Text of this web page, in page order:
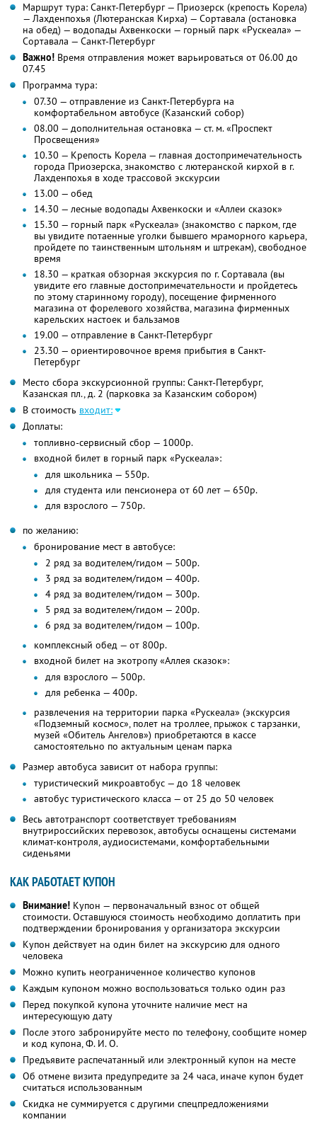
Маршрут тура: Санкт-Петербург — Приозерск (крепость Корела)
— Лахденпохья (Лютеранская Кирха) — Сортавала (остановка
на обед) — водопады Ахвенкоски — горный парк «Рускеала» —
Сортавала — Санкт-Петербург
Важно! Время отправления может варьироваться от 06.00 до
07.45
Программа тура:
07.30 — отправление из Санкт-Петербурга на
комфортабельном автобусе (Казанский собор)
08.00 — дополнительная остановка — ст. м. «Проспект
Просвещения»
10.30 — Крепость Корела — главная достопримечательность
города Приозерска, знакомство с лютеранской кирхой в г.
Лахденпохья в ходе трассовой экскурсии
13.00 — обед
14.30 — лесные водопады Ахвенкоски и «Аллеи сказок»
15.30 — горный парк «Рускеала» (знакомство с парком, где
вы увидите потаенные уголки бывшего мраморного карьера,
пройдете по таинственным штольням и штрекам), свободное
время
18.30 — краткая обзорная экскурсия по г. Сортавала (вы
увидите его главные достопримечательности и пройдетесь
по этому старинному городу), посещение фирменного
магазина от форелевого хозяйства, магазина фирменных
карельских настоек и бальзамов
19.00 — отправление в Санкт-Петербург
23.30 — ориентировочное время прибытия в Санкт-
Петербург
Место сбора экскурсионной группы: Санкт-Петербург,
Казанская пл., д. 2 (парковка за Казанским собором)
В стоимость входит:
Доплаты:
топливно-сервисный сбор — 1000р.
входной билет в горный парк «Рускеала»:
для школьника — 550р.
для студента или пенсионера от 60 лет — 650р.
для взрослого — 750р.
по желанию:
бронирование мест в автобусе:
2 ряд за водителем/гидом — 500р.
3 ряд за водителем/гидом — 400р.
4 ряд за водителем/гидом — 300р.
5 ряд за водителем/гидом — 200р.
6 ряд за водителем/гидом — 100р.
комплексный обед — от 800р.
входной билет на экотропу «Аллея сказок»:
для взрослого — 500р.
для ребенка — 400р.
развлечения на территории парка «Рускеала» (экскурсия
«Подземный космос», полет на троллее, прыжок с тарзанки,
музей «Обитель Ангелов») приобретаются в кассе
самостоятельно по актуальным ценам парка
Размер автобуса зависит от набора группы:
туристический микроавтобус — до 18 человек
автобус туристического класса — от 25 до 50 человек
Весь автотранспорт соответствует требованиям
внутрироссийских перевозок, автобусы оснащены системами
климат-контроля, аудиосистемами, комфортабельными
сиденьями
КАК РАБОТАЕТ КУПОН
Внимание! Купон — первоначальный взнос от общей
стоимости. Оставшуюся стоимость необходимо доплатить при
подтверждении бронирования у организатора экскурсии
Купон действует на один билет на экскурсию для одного
человека
Можно купить неограниченное количество купонов
Каждым купоном можно воспользоваться только один раз
Перед покупкой купона уточните наличие мест на
интересующую дату
После этого забронируйте место по телефону, сообщите номер
и код купона, Ф. И. О.
Предъявите распечатанный или электронный купон на месте
Об отмене визита предупредите за 24 часа, иначе купон будет
считаться использованным
Скидка не суммируется с другими спецпредложениями
компании